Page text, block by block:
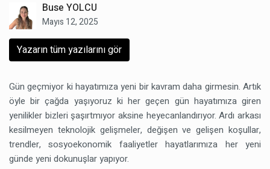
Buse YOLCU
Mayıs 12, 2025
Yazarın tüm yazılarını gör
Gün geçmiyor ki hayatımıza yeni bir kavram daha girmesin. Artık
öyle bir çağda yaşıyoruz ki her geçen gün hayatımıza giren
yenilikler bizleri şaşırtmıyor aksine heyecanlandırıyor. Ardı arkası
kesilmeyen teknolojik gelişmeler, değişen ve gelişen koşullar,
trendler, sosyoekonomik faaliyetler hayatlarımıza her yeni
günde yeni dokunuşlar yapıyor.